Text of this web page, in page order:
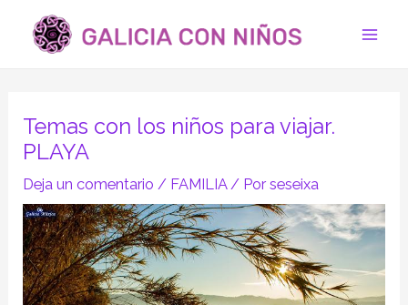
Temas con los niños para viajar.
PLAYA
Deja un comentario / FAMILIA/ Porseseixa
Navegación